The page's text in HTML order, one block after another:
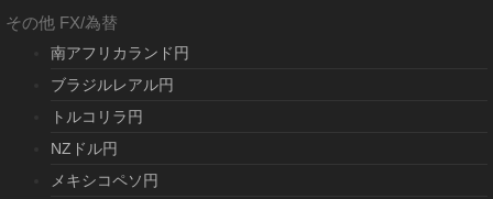
その他 FX/為替
南アフリカランド円
ブラジルレアル円
トルコリラ円
NZドル円
メキシコペソ円